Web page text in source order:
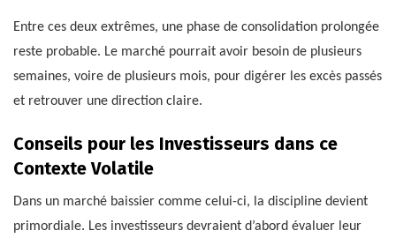
Entre ces deux extrêmes, une phase de consolidation prolongée
reste probable. Le marché pourrait avoir besoin de plusieurs
semaines, voire de plusieurs mois, pour digérer les excès passés
et retrouver une direction claire.
Conseils pour les Investisseurs dans ce
Contexte Volatile
Dans un marché baissier comme celui-ci, la discipline devient
primordiale. Les investisseurs devraient d’abord évaluer leur